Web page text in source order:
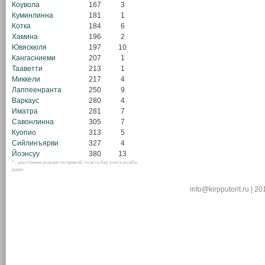
Коувола
167
3
Куминлинна
181
1
Котка
184
6
Хамина
196
2
Ювяскюля
197
10
Кангасниеми
207
1
Тааветти
213
1
Миккели
217
4
Лаппеенранта
250
9
Варкаус
280
4
Иматра
281
7
Савонлинна
305
7
Куопио
313
5
Сийлинъярви
327
4
Йоэнсуу
380 13
* - расстояние указано по прямой, то есть без учета изгиба
дорог.
info@kirpputorit.ru |